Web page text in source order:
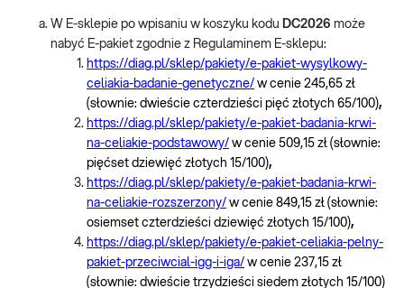
W E-sklepie po wpisaniu w koszyku kodu DC2026 może
nabyć E-pakiet zgodnie z Regulaminem E-sklepu:
https://diag.pl/sklep/pakiety/e-pakiet-wysylkowy-
celiakia-badanie-genetyczne/ w cenie 245,65 zł
(słownie: dwieście czterdzieści pięć złotych 65/100),
https://diag.pl/sklep/pakiety/e-pakiet-badania-krwi-
na-celiakie-podstawowy/ w cenie 509,15 zł (słownie:
pięćset dziewięć złotych 15/100),
https://diag.pl/sklep/pakiety/e-pakiet-badania-krwi-
na-celiakie-rozszerzony/ w cenie 849,15 zł (słownie:
osiemset czterdzieści dziewięć złotych 15/100),
https://diag.pl/sklep/pakiety/e-pakiet-celiakia-pelny-
pakiet-przeciwcial-igg-i-iga/ w cenie 237,15 zł
(słownie: dwieście trzydzieści siedem złotych 15/100)